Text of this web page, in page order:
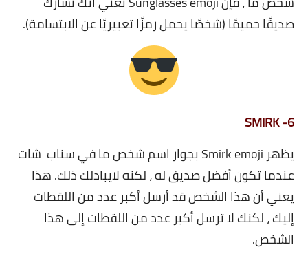
صديقًا حميمًا (شخصًا يحمل رمزًا تعبيريًا عن الابتسامة).
6- SMIRK
يظهر Smirk emoji بجوار اسم شخص ما في سناب شات
عندما تكون أفضل صديق له ، لكنه لايبادلك ذلك. هذا
يعني أن هذا الشخص قد أرسل أكبر عدد من اللقطات
إليك ، لكنك لا ترسل أكبر عدد من اللقطات إلى هذا
الشخص.